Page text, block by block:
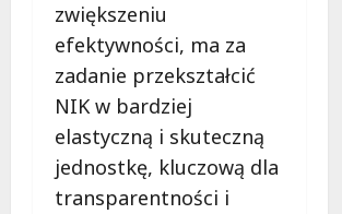
zwiększeniu
efektywności, ma za
zadanie przekształcić
NIK w bardziej
elastyczną i skuteczną
jednostkę, kluczową dla
transparentności i